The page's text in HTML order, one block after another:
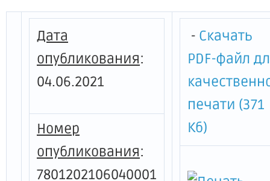
Дата
опубликования:
04.06.2021
Номер
опубликования:
7801202106040001
- Скачать
PDF-файл
печати (371
Кб)